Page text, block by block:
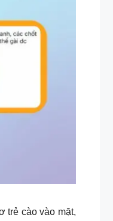
trẻ cào vào mặt,